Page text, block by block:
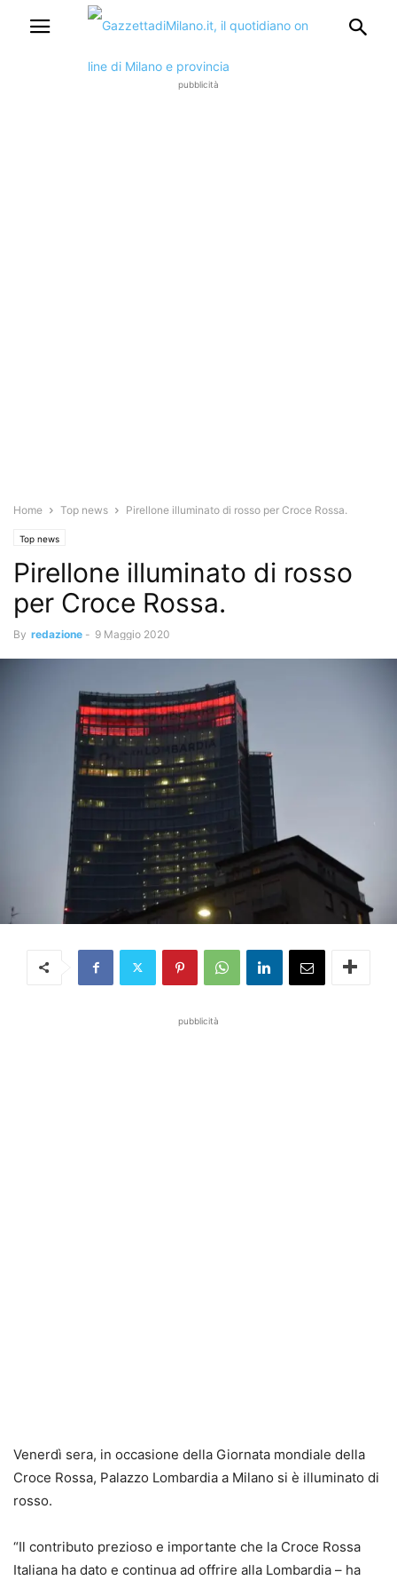
pubblicità
Home Top news Pirellone illuminato di rosso per Croce Rossa.
Top news
Pirellone illuminato di rosso
per Croce Rossa.
By redazione - 9 Maggio 2020
pubblicità
Venerdì sera, in occasione della Giornata mondiale della
Croce Rossa, Palazzo Lombardia a Milano si è illuminato di
rosso.
“Il contributo prezioso e importante che la Croce Rossa
Italiana ha dato e continua ad offrire alla Lombardia – ha